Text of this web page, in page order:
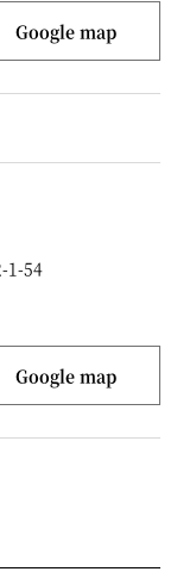
Google map
1-54
Google map